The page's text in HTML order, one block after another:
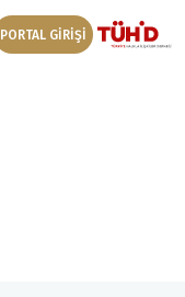
PORTAL GİRİŞİ